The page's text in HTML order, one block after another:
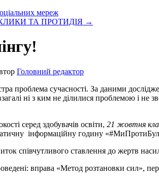
мереж
ТА ПРОТИДІЯ →
Головний редактор
проблема сучасності. За даними
ні з ким не ділилися проблемою і
серед здобувачів освіти, 21 жовтня
інформаційну годину
співчутливого ставлення до жертв
вправа «Метод розтановки сил»,